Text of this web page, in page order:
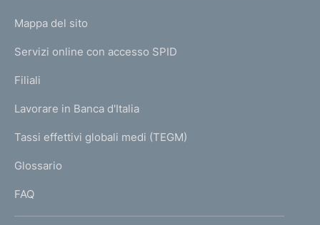
o
m
e
a
g
L
N
K
T
I
I
Mappa del sito
Servizi online con accesso SPID
Filiali
Lavorare in Banca d'Italia
Tassi effettivi globali medi (TEGM)
Glossario
FAQ